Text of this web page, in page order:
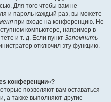
Для того чтобы вам не
и пароль каждый раз, вы можете
при входе на конференцию. Не
компьютере, например в
и т. д. Если пункт Запомнить
отключил эту функцию.
конференции»?
позволяют вам оставаться
а также выполняют другие